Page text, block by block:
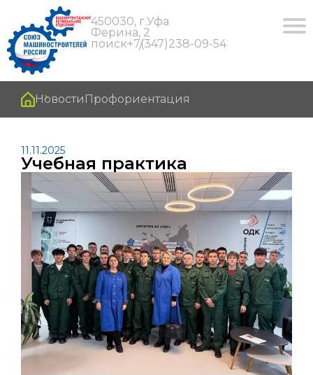
450030, г.Уфа
Ферина, 2
поиск+7(347)238-09-54
Новости Профориентация
11.11.2025
Учебная практика